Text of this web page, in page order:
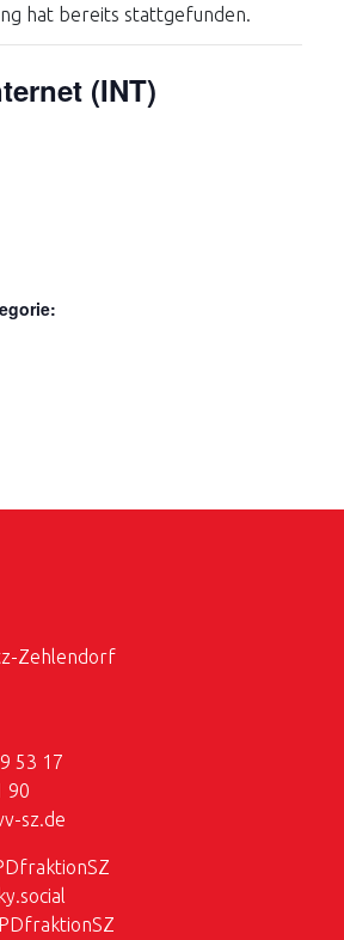
hat bereits stattgefunden.
(INT)
Zehlendorf
53 17
90
sz.de